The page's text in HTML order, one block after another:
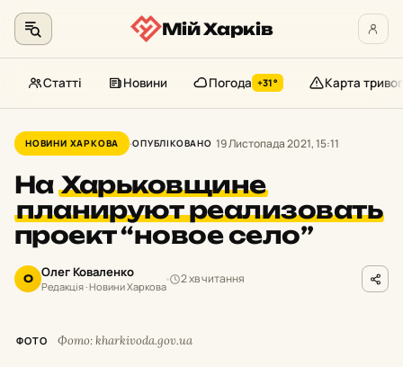
до
контенту
Мій Харків
Статті Новини Погода +31° Карта тривог
НОВИНИ ХАРКОВА ОПУБЛІКОВАНО 19 Листопада 2021, 15:11
НаХарьковщине
планируют реализовать
проект “новое село”
О Олег Коваленко
Редакція · Новини Харкова
2 хв читання
ФОТО Фото: kharkivoda.gov.ua